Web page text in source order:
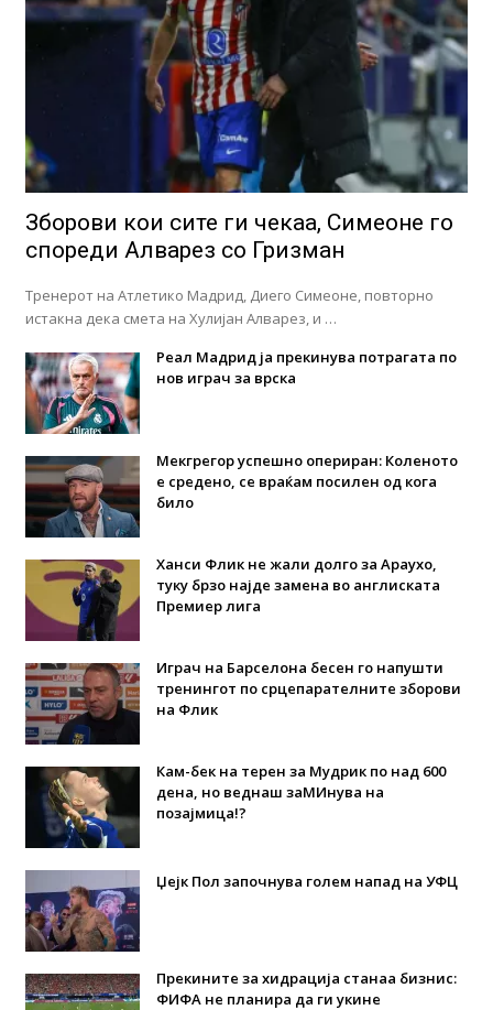
Зборови кои сите ги чекаа, Симеоне го
спореди Алварез со Гризман
Тренерот на Атлетико Мадрид, Диего Симеоне, повторно
истакна дека смета на Хулијан Алварез, и …
Реал Мадрид ја прекинува потрагата по
нов играч за врска
Мекгрегор успешно опериран: Коленото
е средено, се враќам посилен од кога
било
Ханси Флик не жали долго за Араухо,
туку брзо најде замена во англиската
Премиер лига
Играч на Барселона бесен го напушти
тренингот по срцепарателните зборови
на Флик
Кам-бек на терен за Мудрик по над 600
дена, но веднаш заМИнува на
позајмица!?
Џејк Пол започнува голем напад на УФЦ
Прекините за хидрација станаа бизнис:
ФИФА не планира да ги укине